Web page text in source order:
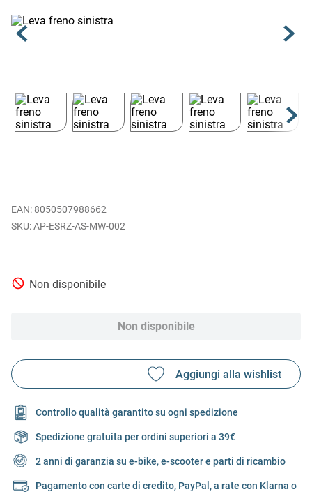
EAN: 8050507988662
AP-ESRZ-AS-MW-002
Non disponibile
Non disponibile
Controllo qualità garantito su ogni spedizione
Spedizione gratuita per ordini superiori a 39€
2 anni di garanzia su e-bike, e-scooter e parti di ricambio
Pagamento con carte di credito, PayPal, a rate con Klarna o